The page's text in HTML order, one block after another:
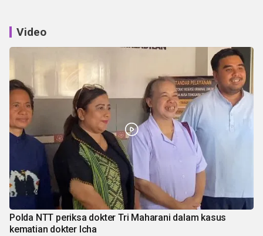
Video
Polda NTT periksa dokter Tri Maharani dalam kasus
kematian dokter Icha